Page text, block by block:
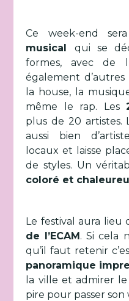
Ce week-end
musical qui se
formes, avec de
également
la house, la
même le rap. Les
plus de 20 artistes.
aussi bien
locaux et laisse
de styles. Un
coloré et
Le festival aura lieu
de l’ECAM. Si cela
qu’il faut retenir
panoramique
la ville et admirer
pire pour passer